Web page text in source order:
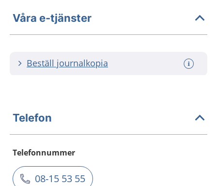
Våra e-tjänster
Beställ journalkopia
Telefon
Telefonnummer
08-15 53 55